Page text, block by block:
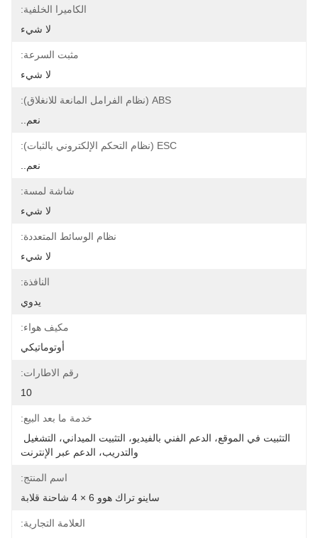
الكاميرا الخلفية:
لا شيء
مثبت السرعة:
لا شيء
ABS (نظام الفرامل المانعة للانغلاق):
نعم..
ESC (نظام التحكم الإلكتروني بالثبات):
نعم..
شاشة لمسة:
لا شيء
نظام الوسائط المتعددة:
لا شيء
النافذة:
يدوي
مكيف هواء:
أوتوماتيكي
رقم الاطارات:
10
خدمة ما بعد البيع:
والتدريب، الدعم عبر الإنترنت
اسم المنتج:
ساينو تراك هوو 6 × 4 شاحنة قلابة
العلامة التجارية: